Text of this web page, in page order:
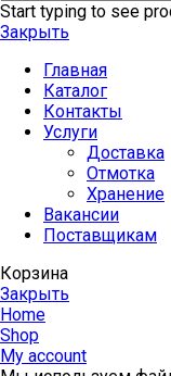
Start typing to see
Закрыть
Главная
Каталог
Контакты
Услуги
Доставка
Отмотка
Хранение
Вакансии
Поставщикам
Корзина
Закрыть
Home
Shop
My account